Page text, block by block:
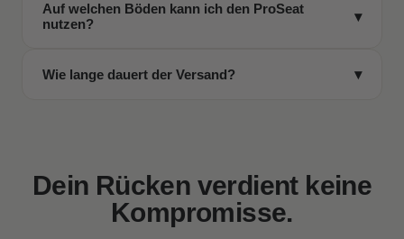
hochwertigen Materialien gebaut und bietet Funktionen,
Blade Wheels und eine langlebige Synchronmechanik
Auf welchen Böden kann ich den ProSeat
nutzen?
▾
für alle gängigen Bodenarten geeignet – egal ob
Wie lange dauert der Versand? ▾
Rückversand sind kostenlos.
Dein Rücken verdient keine
Kompromisse.